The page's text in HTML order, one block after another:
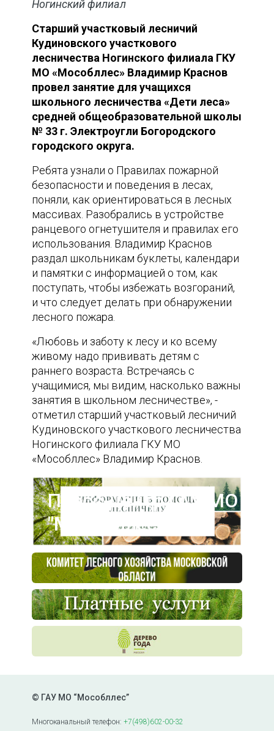
Ногинский филиал
Старший участковый лесничий
Кудиновского участкового
лесничества Ногинского филиала ГКУ
МО «Мособллес» Владимир Краснов
провел занятие для учащихся
школьного лесничества «Дети леса»
средней общеобразовательной школы
№ 33 г. Электроугли Богородского
городского округа.
Ребята узнали о Правилах пожарной
безопасности и поведения в лесах,
поняли, как ориентироваться в лесных
массивах. Разобрались в устройстве
ранцевого огнетушителя и правилах его
использования. Владимир Краснов
раздал школьникам буклеты, календари
и памятки с информацией о том, как
поступать, чтобы избежать возгораний,
и что следует делать при обнаружении
лесного пожара.
«Любовь и заботу к лесу и ко всему
живому надо прививать детям с
раннего возраста. Встречаясь с
учащимися, мы видим, насколько важны
занятия в школьном лесничестве», -
отметил старший участковый лесничий
Кудиновского участкового лесничества
Ногинского филиала ГКУ МО
«Мособллес» Владимир Краснов.
Пресс-центр ГАУ МО
"Мособллес"
© ГАУ МО “Мособллес”
Многоканальный телефон:+7(498)602-00-32